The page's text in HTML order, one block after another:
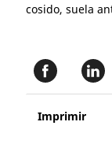
cosido, suela
Imprimir